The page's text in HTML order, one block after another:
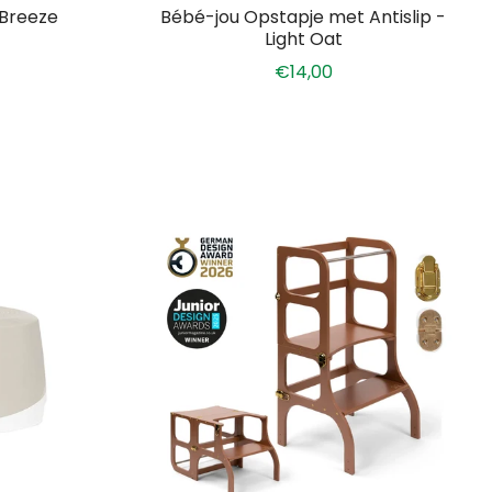
Bébé-jou Opstapje met Antislip -
Light Oat
€14,00